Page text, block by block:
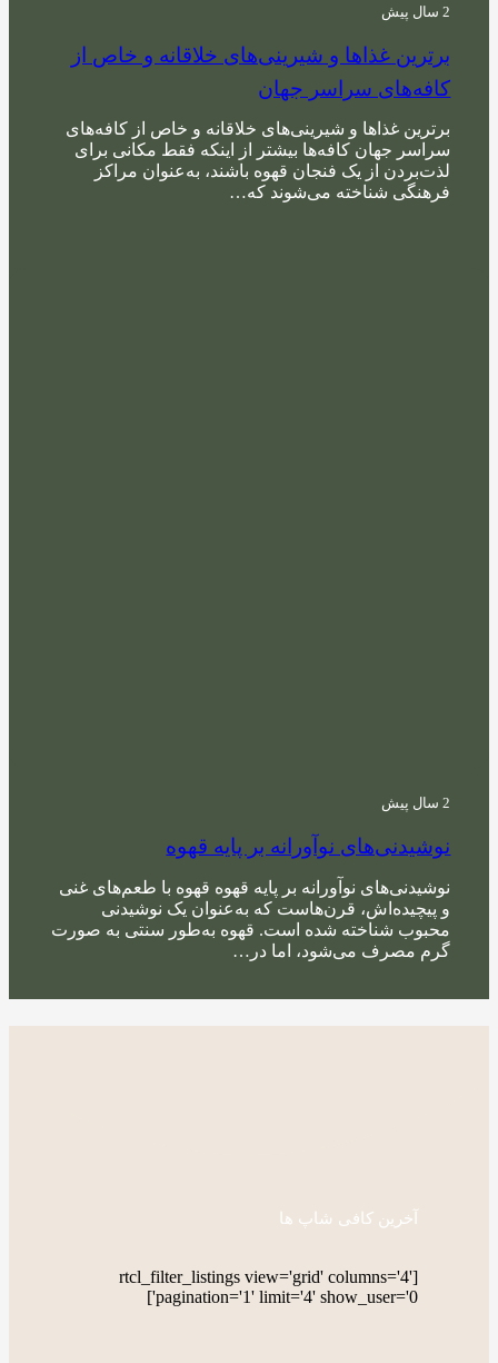
2 سال پیش
برترین غذاها و شیرینی‌های خلاقانه و خاص از
کافه‌های سراسر جهان
برترین غذاها و شیرینی‌های خلاقانه و خاص از کافه‌های
سراسر جهان کافه‌ها بیشتر از اینکه فقط مکانی برای
لذت‌بردن از یک فنجان قهوه باشند، به‌عنوان مراکز
فرهنگی شناخته می‌شوند که…
2 سال پیش
نوشیدنی‌های نوآورانه بر پایه قهوه
نوشیدنی‌های نوآورانه بر پایه قهوه قهوه با طعم‌های غنی
و پیچیده‌اش، قرن‌هاست که به‌عنوان یک نوشیدنی
محبوب شناخته شده است. قهوه به‌طور سنتی به صورت
گرم مصرف می‌شود، اما در…
آخرین کافی شاپ ها
[rtcl_filter_listings view='grid' columns='4'
pagination='1' limit='4' show_user='0']